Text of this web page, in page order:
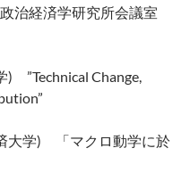
治経済学研究所会議室
”Technical Change,
大学) 「マクロ動学に於